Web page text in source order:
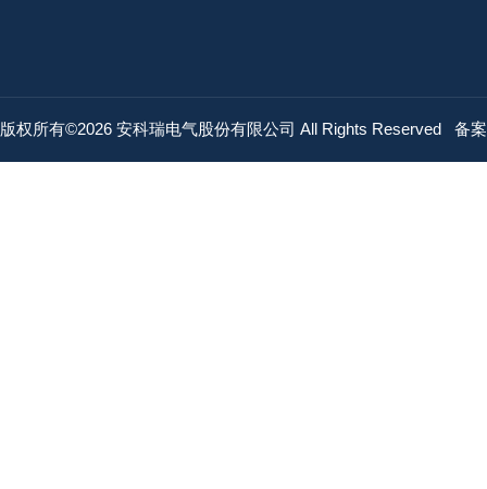
版权所有©2026 安科瑞电气股份有限公司 All Rights Reserved 备